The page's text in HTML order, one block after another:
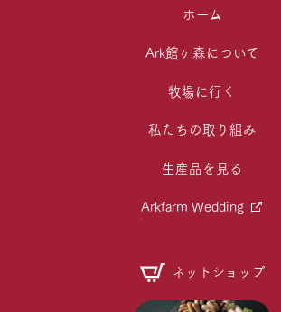
ホーム
Ark館ヶ森について
牧場に行く
私たちの取り組み
生産品を見る
Arkfarm Wedding
ネットショップ